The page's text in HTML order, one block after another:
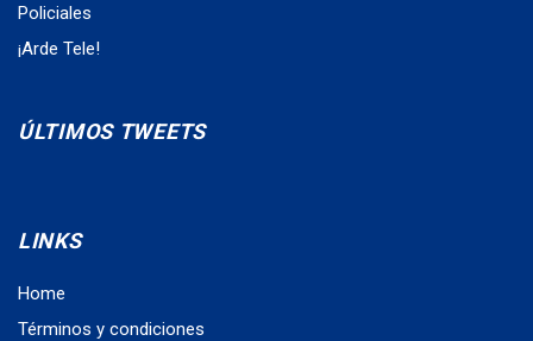
Policiales
¡Arde Tele!
ÚLTIMOS TWEETS
LINKS
Home
Términos y condiciones